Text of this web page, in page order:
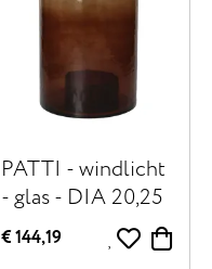
PATTI - windlicht
- glas - DIA 20,25
x H 30,5 cm -
amber
€ 144,19